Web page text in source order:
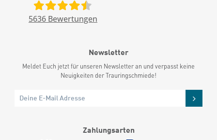
5636 Bewertungen
Newsletter
Meldet Euch jetzt für unseren Newsletter an und verpasst keine
Neuigkeiten der Trauringschmiede!
Zahlungsarten